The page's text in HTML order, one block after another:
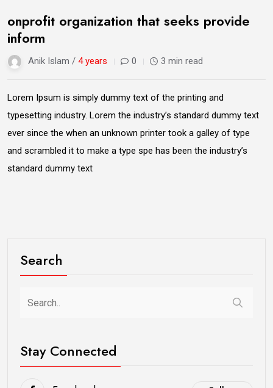
onprofit organization that seeks provide
inform
Anik Islam / 4 years 0 3 min read
Lorem Ipsum is simply dummy text of the printing and
typesetting industry. Lorem the industry’s standard dummy text
ever since the when an unknown printer took a galley of type
and scrambled it to make a type spe has been the industry’s
standard dummy text
Search
Stay Connected